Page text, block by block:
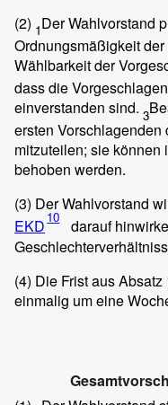
(2) 1Der Wahlvorstand
Ordnungsmäßigkeit
Wählbarkeit der
dass die
einverstanden sind. 3
ersten
mitzuteilen; sie
behoben werden.
(3) Der Wahlvorstand
EKD 10
darauf
(4) Die Frist aus
einmalig um eine